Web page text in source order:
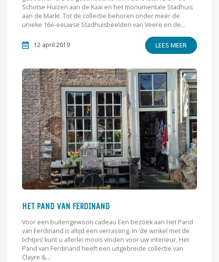
Schotse Huizen aan de Kaai en het monumentale Stadhuis
aan de Markt. Tot de collectie behoren onder meer de
unieke 16e-eeuwse Stadhuisbeelden van Veere en de...
12 april 2019 LEES MEER
HET PAND VAN FERDINAND
Voor een buitengewoon cadeau Een bezoek aan Het Pand
van Ferdinand is altijd een verrassing. In ‘de winkel met de
lichtjes’ kunt u allerlei moois vinden voor uw interieur. Het
Pand van Ferdinand heeft een uitgebreide collectie van
Clayre &...